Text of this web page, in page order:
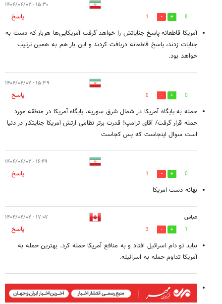
۱۵:۳۰ - ۱۴۰۴/۰۴/۰۲
8
1
پاسخ
آمریکا قاطعانه پاسخ جنایاتش را خواهد گرفت آمریکایی‌ها هربار که دست به
جنایات زدند، پاسخ قاطعانه دریافت کردند و این بار هم به همین ترتیب
خواهد بود.
۱۵:۳۹ - ۱۴۰۴/۰۴/۰۲
0
0
پاسخ
حمله به پایگاه آمریکا در شمال شرق سوریه، پایگاه آمریکا در منطقه مورد
حمله قرار گرفت/ آقای ترامپ! قدرت برتر نظامی ارتش آمریکا جنایتکار در دنیا
است سوال اینجاست که پس کجاست
۱۶:۴۹ - ۱۴۰۴/۰۴/۰۲
0
1
پاسخ
بهانه دست امریکا
عباس ۱۷:۰۷ - ۱۴۰۴/۰۴/۰۲
1
3
پاسخ
نباید تو دام اسرائیل افتاد و به منافع آمریکا حمله کرد. بهترین حمله به
آمریکا تداوم حمله به اسرائیله.